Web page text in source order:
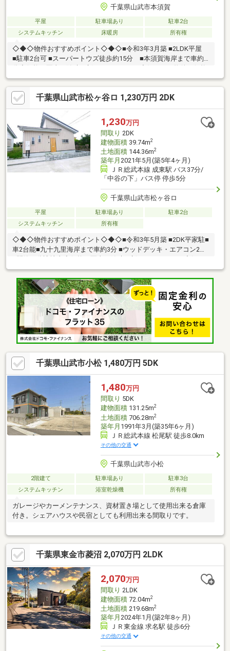
千葉県山武市本須賀
平屋 駐車場あり
駐車2台
システムキッチン
床暖房 所有権
◇◆◇物件おすすめポイント◇◆◇■令和3年3月築 ■2LDK平屋
■駐車2台可 ■スーパートウズ徒歩約15分 ■本須賀海岸まで車約4
変更や、物件の状況もいち早くわかって便利な『お気に入り追
加』をぜひご利用ください♪
千葉県山武市松ヶ谷ロ 1,230万円 2DK
1,230万円
間取り 2DK
建物面積39.74m2
土地面積144.36m2
築年月 2021年5月(築5年4ヶ月)
ＪＲ総武本線 成東駅 バス37分/
「中谷の下」バス停 停歩5分
千葉県山武市松ヶ谷ロ
平屋 駐車場あり
駐車2台
システムキッチン
所有権
◇◆◇物件おすすめポイント◇◆◇■令和3年5月築 ■2DK平家駐■
車2台能■九十九里海岸まで車約3分 ■ウッドデッキ・エアコン2台
なる物件の価格変更や、物件の状況もいち早くわかって便利な
『お気に入り追加』をぜひご利用ください♪
千葉県山武市小松 1,480万円 5DK
1,480万円
間取り 5DK
建物面積131.25m2
土地面積706.28m2
築年月 1991年3月(築35年6ヶ月)
ＪＲ総武本線 松尾駅 徒歩8.0km
その他の交通
千葉県山武市小松
2階建て 駐車場あり
駐車3台
システムキッチン
浴室乾燥機 所有権
ガレージやカーメンテナンス、資材置き場として使用出来る倉庫
付き。シェアハウスや民宿としても利用出来る間取りです。
千葉県東金市菱沼 2,070万円 2LDK
2,070万円
間取り 2LDK
建物面積72.04m2
土地面積219.68m2
築年月 2024年1月(築2年8ヶ月)
ＪＲ東金線 求名駅 徒歩6分
その他の交通